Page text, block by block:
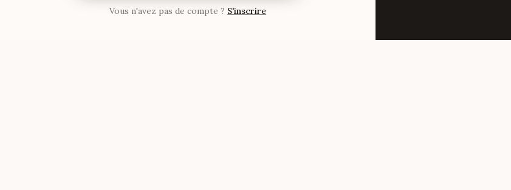
Vous n'avez pas de compte ? S'inscrire